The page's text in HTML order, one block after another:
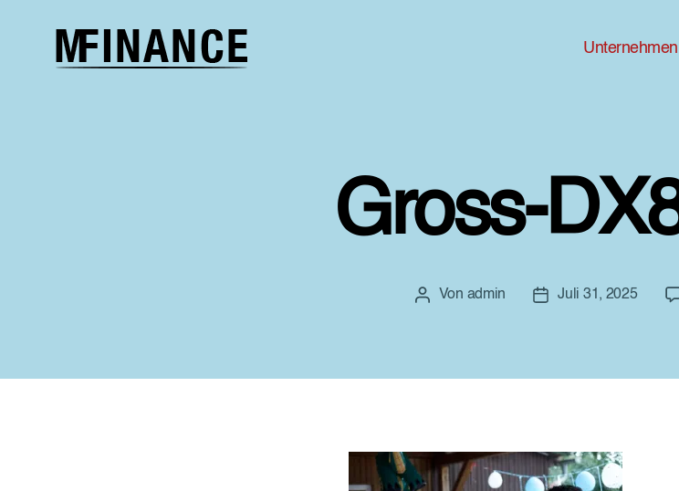
Unternehmen
Gross-
Beitragsautor
Von admin Beitragsdatum
Juli 31, 2025